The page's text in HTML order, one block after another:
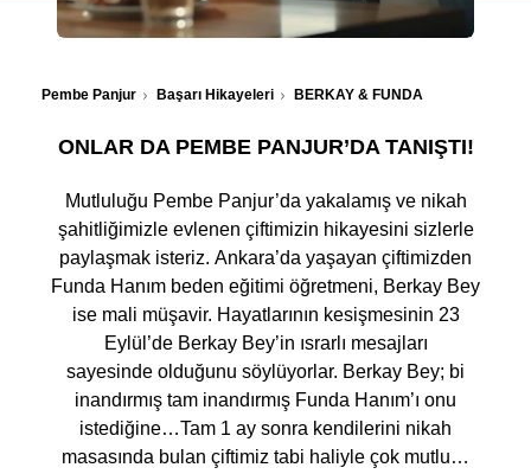
Pembe Panjur Başarı Hikayeleri BERKAY & FUNDA
ONLAR DA PEMBE PANJUR’DA TANIŞTI!
Mutluluğu Pembe Panjur’da yakalamış ve nikah
şahitliğimizle evlenen çiftimizin hikayesini sizlerle
paylaşmak isteriz. Ankara’da yaşayan çiftimizden
Funda Hanım beden eğitimi öğretmeni, Berkay Bey
ise mali müşavir. Hayatlarının kesişmesinin 23
Eylül’de Berkay Bey’in ısrarlı mesajları
sayesinde olduğunu söylüyorlar. Berkay Bey; bi
inandırmış tam inandırmış Funda Hanım’ı onu
istediğine…Tam 1 ay sonra kendilerini nikah
masasında bulan çiftimiz tabi haliyle çok mutlu…